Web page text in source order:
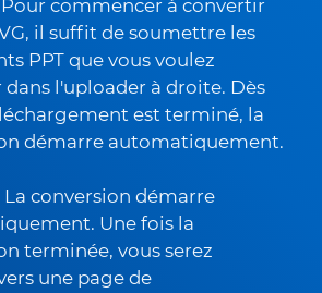
Pour commencer à convertir
il suffit de soumettre les
PPT que vous voulez
l'uploader à droite. Dès
est terminé, la
démarre automatiquement.
La conversion démarre
Une fois la
terminée, vous serez
une page de